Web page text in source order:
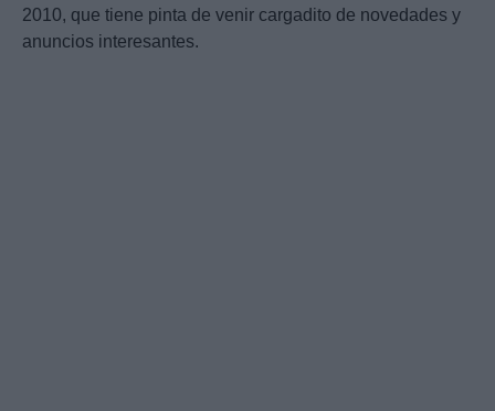
2010, que tiene pinta de venir cargadito de novedades y
anuncios interesantes.